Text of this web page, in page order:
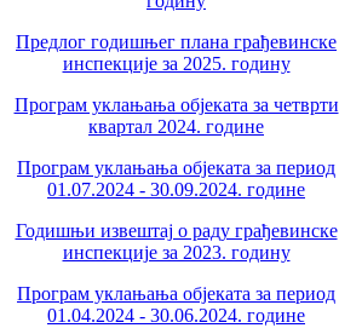
Предлог годишњег плана грађевинске
инспекције за 2025. годину
Програм уклањања објеката за четврти
квартал 2024. године
Програм уклањања објеката за период
01.07.2024 - 30.09.2024. године
Годишњи извештај о раду грађевинске
инспекције за 2023. годину
Програм уклањања објеката за период
01.04.2024 - 30.06.2024. године